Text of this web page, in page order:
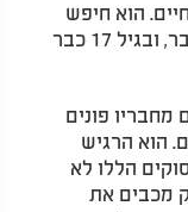
הוא חיפש
את האושר האמיתי, זה שאינו תלוי בדבר, ובגיל 17 כבר
פונים
הוא הרגיש
הללו לא
מכבים את